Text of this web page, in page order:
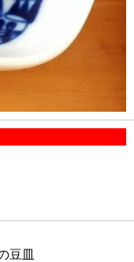
豆皿